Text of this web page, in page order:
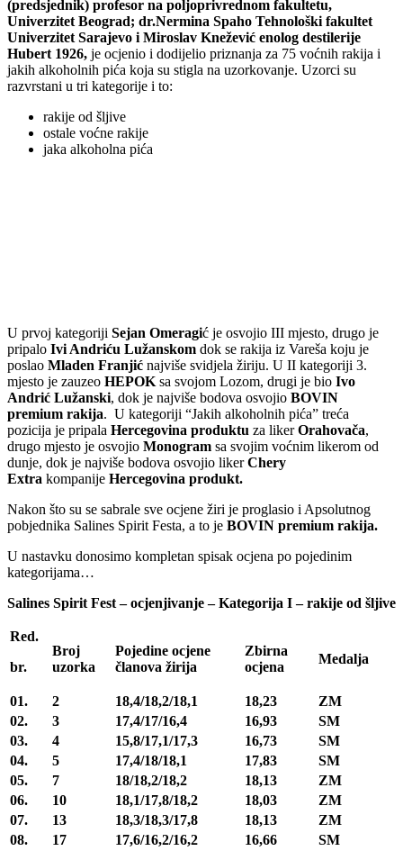
(predsjednik) profesor na poljoprivrednom fakultetu,
Univerzitet Beograd; dr.Nermina Spaho Tehnološki fakultet
Univerzitet Sarajevo i Miroslav Knežević enolog destilerije
Hubert 1926, je ocjenio i dodijelio priznanja za 75 voćnih rakija i
jakih alkoholnih pića koja su stigla na uzorkovanje. Uzorci su
razvrstani u tri kategorije i to:
rakije od šljive
ostale voćne rakije
jaka alkoholna pića
U prvoj kategoriji Sejan Omeragić je osvojio III mjesto, drugo je
pripalo Ivi Andriću Lužanskom dok se rakija iz Vareša koju je
poslao Mladen Franjić najviše svidjela žiriju. U II kategoriji 3.
mjesto je zauzeo HEPOK sa svojom Lozom, drugi je bio Ivo
Andrić Lužanski, dok je najviše bodova osvojio BOVIN
premium rakija. U kategoriji “Jakih alkoholnih pića” treća
pozicija je pripala Hercegovina produktu za likerOrahovača,
drugo mjesto je osvojio Monogram sa svojim voćnim likerom od
dunje, dok je najviše bodova osvojio likerChery
Extra kompanije Hercegovina produkt.
Nakon što su se sabrale sve ocjene žiri je proglasio i Apsolutnog
pobjednika Salines Spirit Festa, a to je BOVIN premium rakija.
U nastavku donosimo kompletan spisak ocjena po pojedinim
kategorijama…
Salines Spirit Fest – ocjenjivanje – Kategorija I – rakije od šljive
Red.
br.
Broj
uzorka
Pojedine ocjene
članova žirija
Zbirna
ocjena
Medalja
01. 2 18,4/18,2/18,1 18,23
ZM
02.
3 17,4/17/16,4 16,93
SM
03.
4 15,8/17,1/17,3 16,73
SM
04.
5 17,4/18/18,1 17,83
SM
05.
7 18/18,2/18,2 18,13
ZM
06.
10 18,1/17,8/18,2 18,03
ZM
07.
13 18,3/18,3/17,8 18,13
ZM
08.
17 17,6/16,2/16,2 16,66
SM